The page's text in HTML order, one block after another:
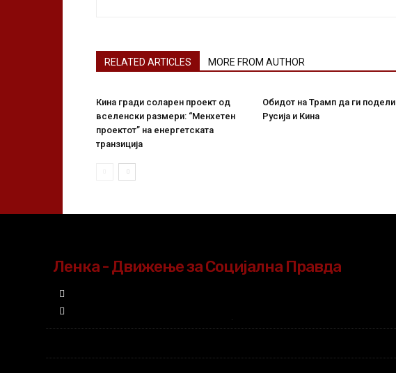
RELATED ARTICLES MORE FROM AUTHOR
Кина гради соларен проект од
вселенски размери: “Менхетен
проектот” на енергетската
транзиција
Обидот на Трамп да ги подели
Русија и Кина
Ленка - Движење за Социјална Правда